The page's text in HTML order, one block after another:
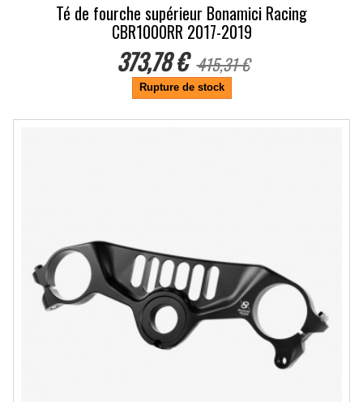
Té de fourche supérieur Bonamici Racing
CBR1000RR 2017-2019
373,78 € 415,31 €
Rupture de stock